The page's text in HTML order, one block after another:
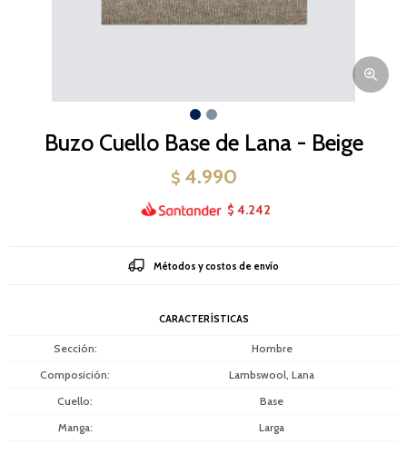
Buzo Cuello Base de Lana - Beige
$ 4.990
$ 4.242
Métodos y costos de envío
CARACTERÍSTICAS
Sección
Hombre
Composición
Lambswool, Lana
Cuello
Base
Manga
Larga